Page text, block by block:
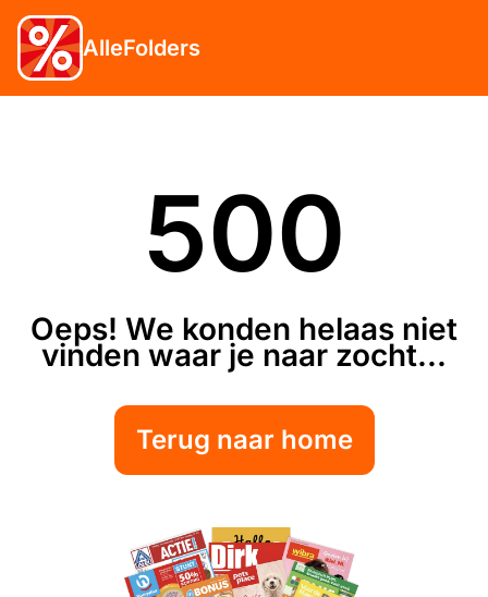
AlleFolders
500
Oeps! We konden helaas niet
vinden waar je naar zocht...
Terug naar home